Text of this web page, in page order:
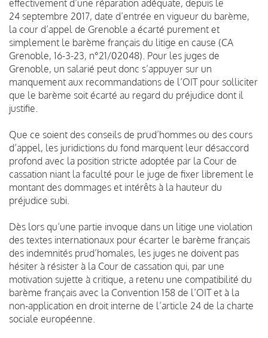
effectivement d’une réparation adéquate, depuis le
24 septembre 2017, date d’entrée en vigueur du barème,
la cour d’appel de Grenoble a écarté purement et
simplement le barème français du litige en cause (CA
Grenoble, 16-3-23, n°21/02048). Pour les juges de
Grenoble, un salarié peut donc s’appuyer sur un
manquement aux recommandations de l’OIT pour solliciter
que le barème soit écarté au regard du préjudice dont il
justifie.
Que ce soient des conseils de prud’hommes ou des cours
d’appel, les juridictions du fond marquent leur désaccord
profond avec la position stricte adoptée par la Cour de
cassation niant la faculté pour le juge de fixer librement le
montant des dommages et intérêts à la hauteur du
préjudice subi.
Dès lors qu’une partie invoque dans un litige une violation
des textes internationaux pour écarter le barème français
des indemnités prud’homales, les juges ne doivent pas
hésiter à résister à la Cour de cassation qui, par une
motivation sujette à critique, a retenu une compatibilité du
barème français avec la Convention 158 de l’OIT et à la
non-application en droit interne de l’article 24 de la charte
sociale européenne.